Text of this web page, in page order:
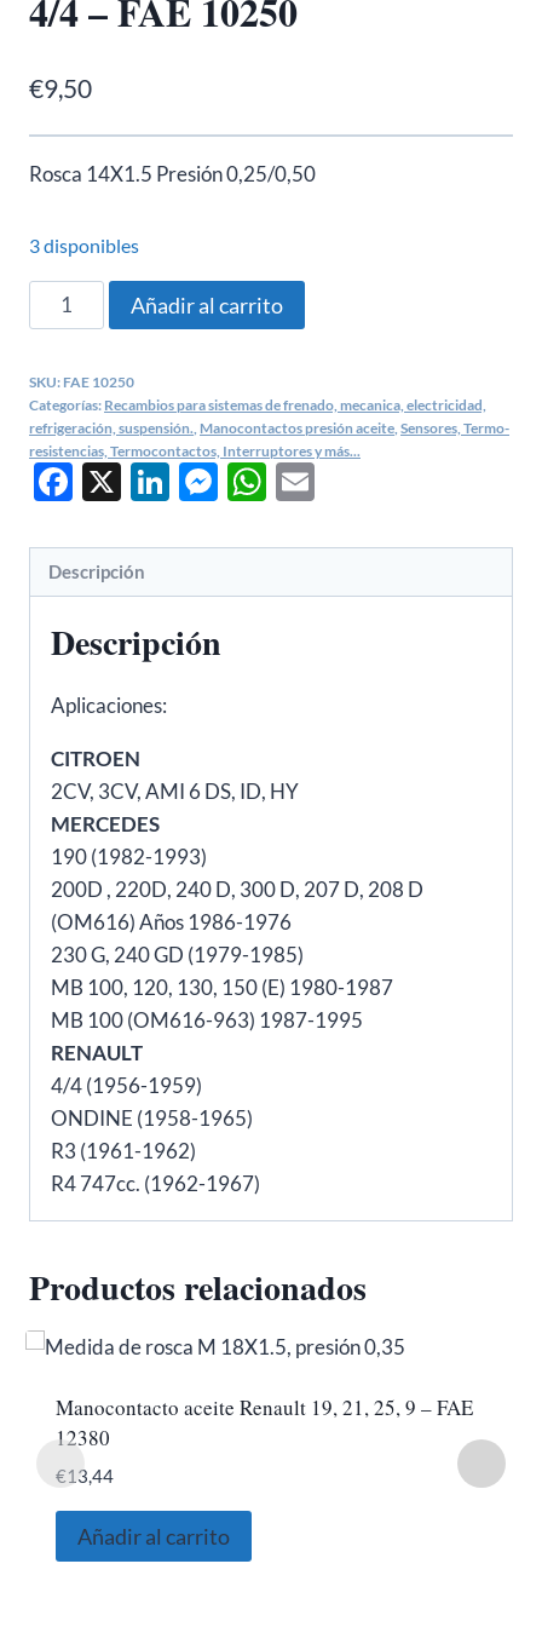
4/4 – FAE 10250
€9,50
Rosca 14X1.5 Presión 0,25/0,50
3 disponibles
Manocontacto
aceite
2CV,
3CV.
Ami,
DS
4/4
-
10250
Añadir al carrito
SKU: FAE 10250
Categorías: Recambios para sistemas de frenado, mecanica, electricidad,
refrigeración, suspensión. Manocontactos presión aceite Sensores, Termo-
resistencias, Termocontactos, Interruptores y más...
Facebook
X LinkedIn
Messenger
WhatsApp
Descripción
Descripción
Aplicaciones:
CITROEN
2CV, 3CV, AMI 6 DS, ID, HY
MERCEDES
190 (1982-1993)
200D , 220D, 240 D, 300 D, 207 D, 208 D
(OM616) Años 1986-1976
230 G, 240 GD (1979-1985)
MB 100, 120, 130, 150 (E) 1980-1987
MB 100 (OM616-963) 1987-1995
RENAULT
4/4 (1956-1959)
ONDINE (1958-1965)
R3 (1961-1962)
R4 747cc. (1962-1967)
Productos relacionados
Manocontacto aceite Renault 19, 21, 25, 9 – FAE
12380
€13,44
Añadir al carrito